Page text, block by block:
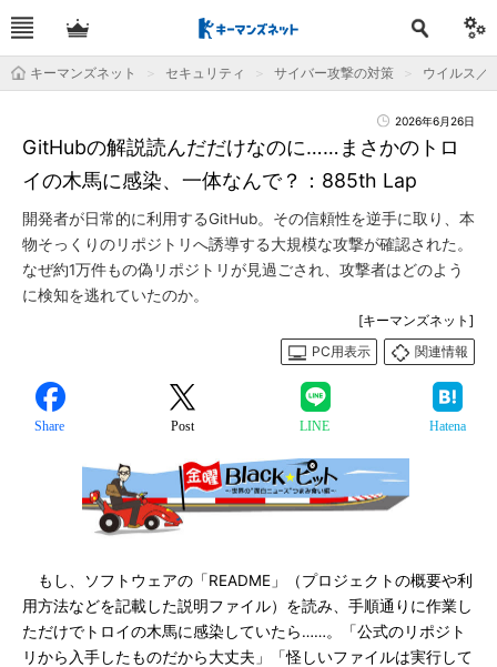
キーマンズネット セキュリティ サイバー攻撃の対策 ウイルス／
2026年6月26日
GitHubの解説読んだだけなのに……まさかのトロ
イの木馬に感染、一体なんで？：885th Lap
開発者が日常的に利用するGitHub。その信頼性を逆手に取り、本
物そっくりのリポジトリへ誘導する大規模な攻撃が確認された。
なぜ約1万件もの偽リポジトリが見過ごされ、攻撃者はどのよう
に検知を逃れていたのか。
[キーマンズネット]
PC用表示
関連情報
Share Post LINE Hatena
もし、ソフトウェアの「README」（プロジェクトの概要や利
用方法などを記載した説明ファイル）を読み、手順通りに作業し
ただけでトロイの木馬に感染していたら……。「公式のリポジト
リから入手したものだから大丈夫」「怪しいファイルは実行して